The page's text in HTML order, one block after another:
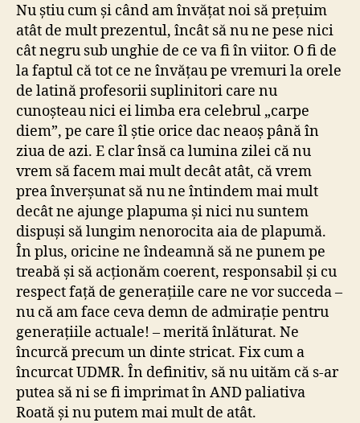
Nu știu cum și când am învățat noi să prețuim
atât de mult prezentul, încât să nu ne pese nici
cât negru sub unghie de ce va fi în viitor. O fi de
la faptul că tot ce ne învățau pe vremuri la orele
de latină profesorii suplinitori care nu
cunoșteau nici ei limba era celebrul „carpe
diem”, pe care îl știe orice dac neaoș până în
ziua de azi. E clar însă ca lumina zilei că nu
vrem să facem mai mult decât atât, că vrem
prea înverșunat să nu ne întindem mai mult
decât ne ajunge plapuma și nici nu suntem
dispuși să lungim nenorocita aia de plapumă.
În plus, oricine ne îndeamnă să ne punem pe
treabă și să acționăm coerent, responsabil și cu
respect față de generațiile care ne vor succeda –
nu că am face ceva demn de admirație pentru
generațiile actuale! – merită înlăturat. Ne
încurcă precum un dinte stricat. Fix cum a
încurcat UDMR. În definitiv, să nu uităm că s-ar
putea să ni se fi imprimat în AND paliativa
Roată și nu putem mai mult de atât.